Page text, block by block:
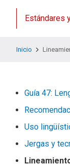
Estándares
Inicio
Guía 47:
Uso
Jergas y